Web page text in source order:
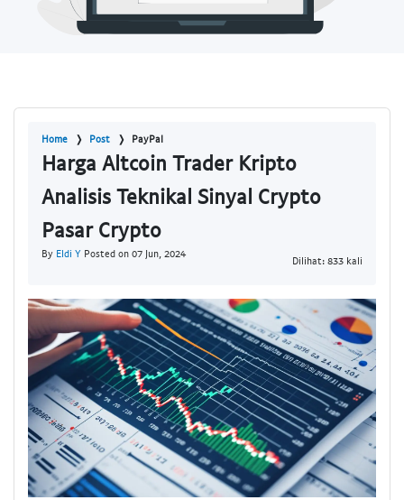
Home Post PayPal
Harga Altcoin Trader Kripto
Analisis Teknikal Sinyal Crypto
Pasar Crypto
By Eldi Y Posted on 07 Jun, 2024
Dilihat: 833 kali